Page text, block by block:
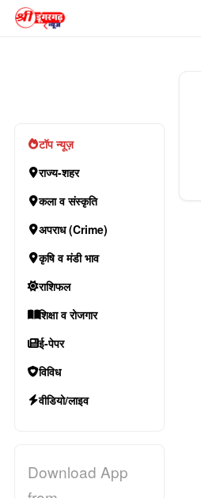
टॉप न्यूज़
राज्य-शहर
कला व संस्कृति
अपराध (Crime)
कृषि व मंडी भाव
राशिफल
शिक्षा व रोजगार
ई-पेपर
विविध
वीडियो/लाइव
Download App